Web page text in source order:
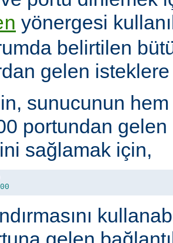
yönergesi
belirtilen
gelen isteklere
sunucunun
portundan gelen
sağlamak için,